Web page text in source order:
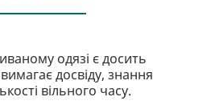
одязі є досить
досвіду, знання
вільного часу.